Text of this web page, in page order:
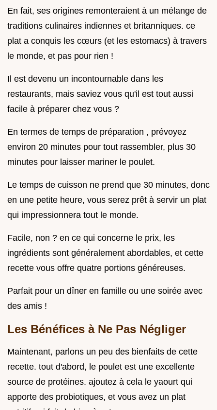
En fait, ses origines remonteraient à un mélange de
traditions culinaires indiennes et britanniques. ce
plat a conquis les cœurs (et les estomacs) à travers
le monde, et pas pour rien !
Il est devenu un incontournable dans les
restaurants, mais saviez vous qu'il est tout aussi
facile à préparer chez vous ?
En termes de temps de préparation , prévoyez
environ 20 minutes pour tout rassembler, plus 30
minutes pour laisser mariner le poulet.
Le temps de cuisson ne prend que 30 minutes, donc
en une petite heure, vous serez prêt à servir un plat
qui impressionnera tout le monde.
Facile, non ? en ce qui concerne le prix, les
ingrédients sont généralement abordables, et cette
recette vous offre quatre portions généreuses.
Parfait pour un dîner en famille ou une soirée avec
des amis !
Les Bénéfices à Ne Pas Négliger
Maintenant, parlons un peu des bienfaits de cette
recette. tout d'abord, le poulet est une excellente
source de protéines. ajoutez à cela le yaourt qui
apporte des probiotiques, et vous avez un plat